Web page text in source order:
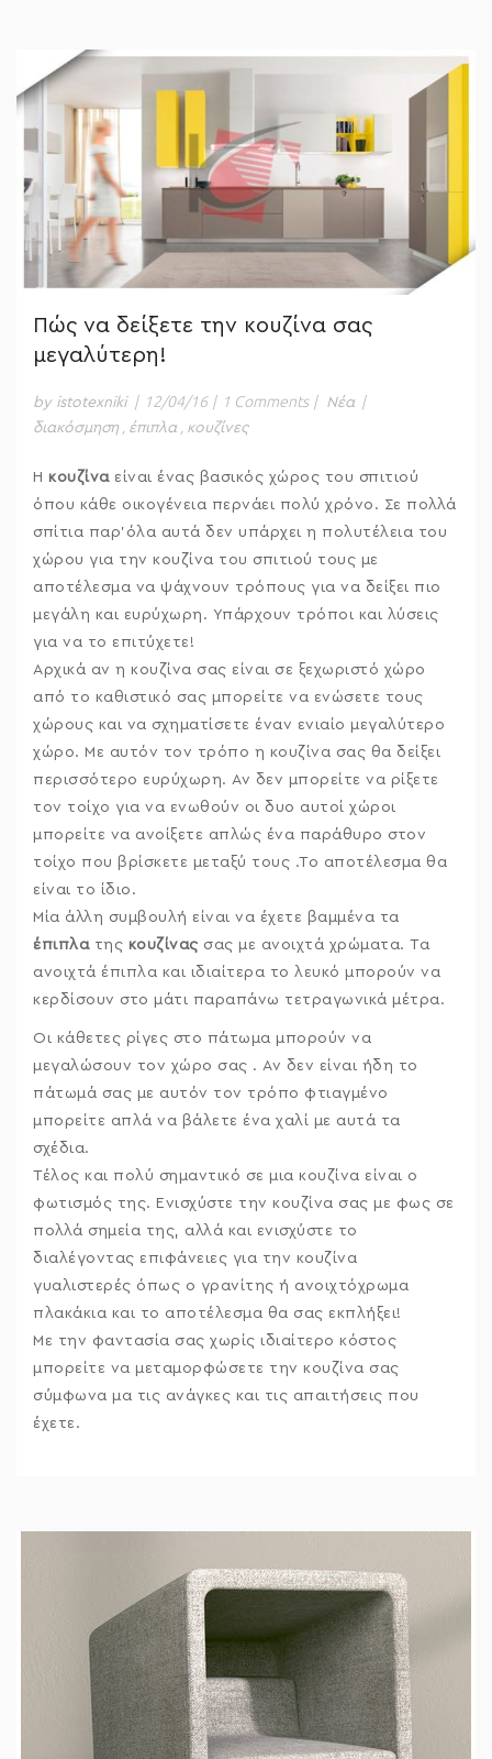
Πώς να δείξετε την κουζίνα σας
μεγαλύτερη!
by istotexniki | 12/04/16 | 1 Comments | Νέα |
διακόσμηση έπιπλα κουζίνες
Η κουζίναείναι ένας βασικός χώρος του σπιτιού
όπου κάθε οικογένεια περνάει πολύ χρόνο. Σε πολλά
σπίτια παρ’όλα αυτά δεν υπάρχει η πολυτέλεια του
χώρου για την κουζίνα του σπιτιού τους με
αποτέλεσμα να ψάχνουν τρόπους για να δείξει πιο
μεγάλη και ευρύχωρη. Υπάρχουν τρόποι και λύσεις
για να το επιτύχετε!
Αρχικά αν η κουζίνα σας είναι σε ξεχωριστό χώρο
από το καθιστικό σας μπορείτε να ενώσετε τους
χώρους και να σχηματίσετε έναν ενιαίο μεγαλύτερο
χώρο. Με αυτόν τον τρόπο η κουζίνα σας θα δείξει
περισσότερο ευρύχωρη. Αν δεν μπορείτε να ρίξετε
τον τοίχο για να ενωθούν οι δυο αυτοί χώροι
μπορείτε να ανοίξετε απλώς ένα παράθυρο στον
τοίχο που βρίσκετε μεταξύ τους .Το αποτέλεσμα θα
είναι το ίδιο.
Μία άλλη συμβουλή είναι να έχετε βαμμένα τα
έπιπλατης κουζίνας σας με ανοιχτά χρώματα. Τα
ανοιχτά έπιπλα και ιδιαίτερα το λευκό μπορούν να
κερδίσουν στο μάτι παραπάνω τετραγωνικά μέτρα.
Οι κάθετες ρίγες στο πάτωμα μπορούν να
μεγαλώσουν τον χώρο σας . Αν δεν είναι ήδη το
πάτωμά σας με αυτόν τον τρόπο φτιαγμένο
μπορείτε απλά να βάλετε ένα χαλί με αυτά τα
σχέδια.
Τέλος και πολύ σημαντικό σε μια κουζίνα είναι ο
φωτισμός της. Ενισχύστε την κουζίνα σας με φως σε
πολλά σημεία της, αλλά και ενισχύστε το
διαλέγοντας επιφάνειες για την κουζίνα
γυαλιστερές όπως ο γρανίτης ή ανοιχτόχρωμα
πλακάκια και το αποτέλεσμα θα σας εκπλήξει!
Με την φαντασία σας χωρίς ιδιαίτερο κόστος
μπορείτε να μεταμορφώσετε την κουζίνα σας
σύμφωνα μα τις ανάγκες και τις απαιτήσεις που
έχετε.